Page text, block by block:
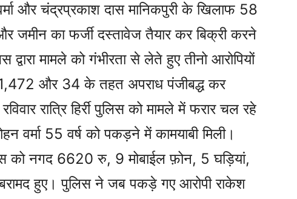
और चंद्रप्रकाश दास मानिकपुरी के खिलाफ 58
जमीन का फर्जी दस्तावेज तैयार कर बिक्री करने
द्वारा मामले को गंभीरता से लेते हुए तीनो आरोपियों
और 34 के तहत अपराध पंजीबद्ध कर
रात्रि हिर्री पुलिस को मामले में फरार चल रहे
वर्मा 55 वर्ष को पकड़ने में कामयाबी मिली।
को नगद 6620 रु, 9 मोबाईल फ़ोन, 5 घड़ियां,
हुए। पुलिस ने जब पकड़े गए आरोपी राकेश